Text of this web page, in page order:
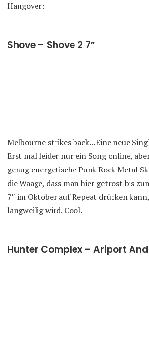
Hangover:
Shove – Shove 2 7″
Melbourne strikes back…Eine neue
Erst mal leider nur ein Song online,
genug energetische Punk Rock Metal
die Waage, dass man hier getrost bis
7″ im Oktober auf Repeat drücken
langweilig wird. Cool.
Hunter Complex – Ariport And